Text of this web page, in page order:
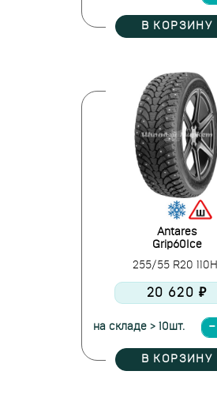
В КОРЗИНУ
Antares
Grip60Ice
255/55 R20 110H
20 620 ₽
на складе > 10шт.
В КОРЗИНУ